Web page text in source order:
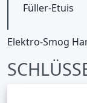
Füller-Etuis
Elektro-Smog